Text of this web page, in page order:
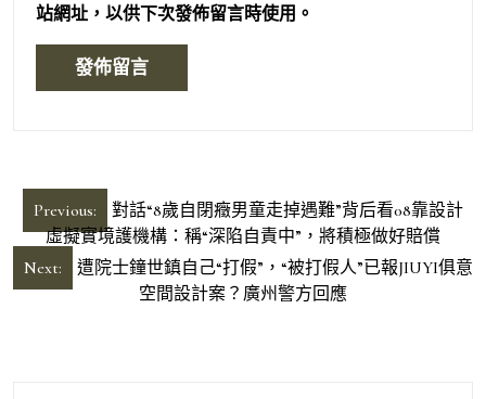
站網址，以供下次發佈留言時使用。
文
章
導
Previous:
對話“8歲自閉癥男童走掉遇難”背后看08靠設計
虛擬實境護機構：稱“深陷自責中”，將積極做好賠償
Next:
遭院士鐘世鎮自己“打假”，“被打假人”已報JIUYI俱意
空間設計案？廣州警方回應